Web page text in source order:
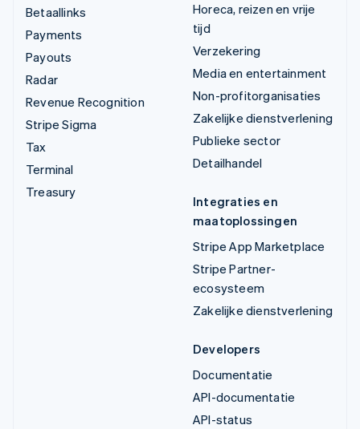
Betaallinks
Payments
Payouts
Radar
Revenue Recognition
Stripe Sigma
Tax
Terminal
Treasury
Horeca, reizen en vrije
tijd
Verzekering
Media en entertainment
Non-profitorganisaties
Zakelijke dienstverlening
Publieke sector
Detailhandel
Integraties en
maatoplossingen
Stripe App Marketplace
Stripe Partner-
ecosysteem
Zakelijke dienstverlening
Developers
Documentatie
API-documentatie
API-status